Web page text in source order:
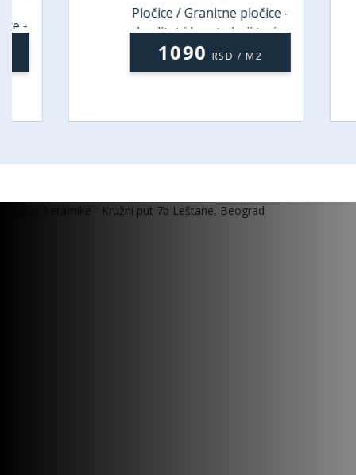
Pločice / Granitne pločice -
kvalitet i lepota koji traju
1090 RSD / M2